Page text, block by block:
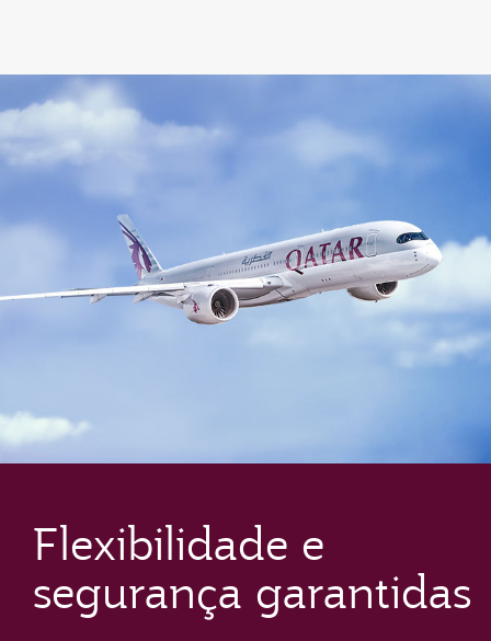
Flexibilidade e
segurança garantidas